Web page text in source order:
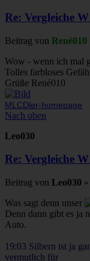
Re: Vergleiche
Beitrag von René010
Wow - wenn ich mal
Tolles farbloses
Grüße René010
MLCDler-homepage
Nach oben
Leo030
Re: Vergleiche
Beitrag von Leo030 »
Was sagt denn unser
Denn dann gibt es ja
Auto.
19:03 Silbern ist ja
vermutlich für